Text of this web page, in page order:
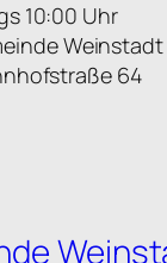
10:00 Uhr
Weinstadt
64